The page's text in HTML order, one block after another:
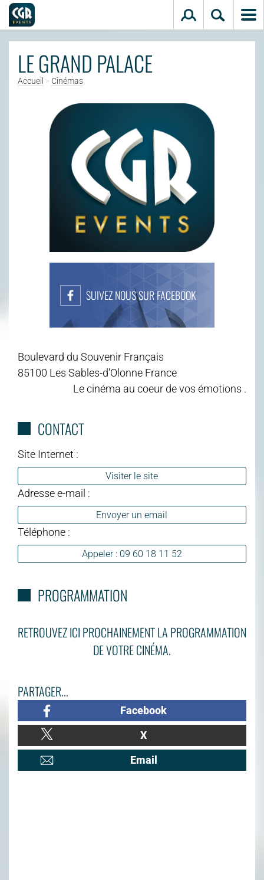
LE GRAND PALACE
Accueil > Cinémas
SUIVEZ NOUS SUR FACEBOOK
Boulevard du Souvenir Français
85100 Les Sables-d'Olonne France
Le cinéma au coeur de vos émotions .
CONTACT
Site Internet :
Visiter le site
Adresse e-mail :
Envoyer un email
Téléphone :
Appeler : 09 60 18 11 52
PROGRAMMATION
RETROUVEZ ICI PROCHAINEMENT LA PROGRAMMATION
DE VOTRE CINÉMA.
PARTAGER...
Facebook
X
Email